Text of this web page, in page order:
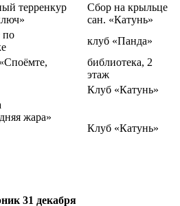
терренкур
Сбор на крыльце
сан. «Катунь»
по
клуб «Панда»
библиотека, 2
этаж
Клуб «Катунь»
жара»
Клуб «Катунь»
31 декабря